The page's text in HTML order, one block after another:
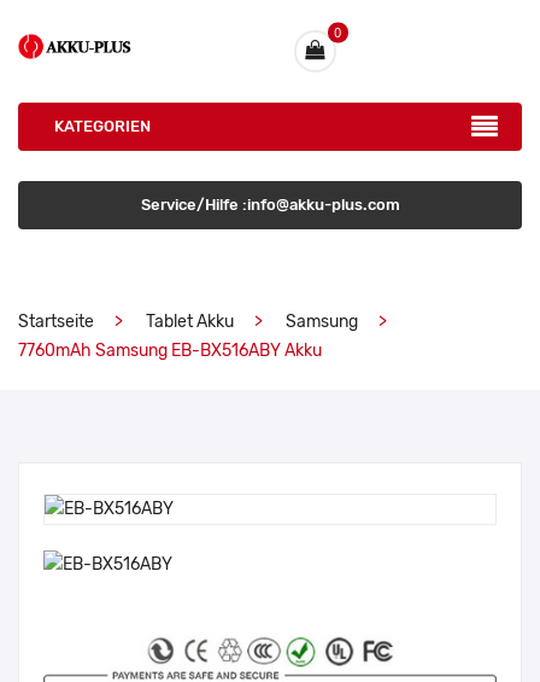
0
KATEGORIEN
Service/Hilfe :info@akku-plus.com
Startseite Tablet Akku
Samsung
7760mAh Samsung EB-BX516ABY Akku